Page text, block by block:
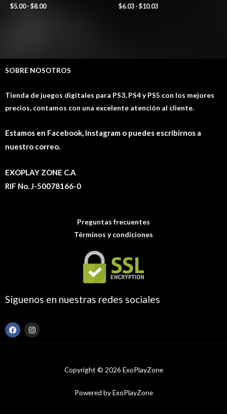
$5.00 - $8.00 $6.03 - $10.03
SOBRE NOSOTROS
Tienda de juegos digitales para PS3, PS4 y PS5 con los mejores
precios, contamos con una excelente atención al cliente.
Estamos en Facebook, Instagram o puedes escribirnos a
nuestro correo.
EXOPLAY ZONE C.A
RIF No. J-50078166-0
Preguntas frecuentes
Términos y condiciones
Síguenos en nuestras redes sociales
F
a
I
n
Copyright © 2026 ExoPlayZone
Powered by ExoPlayZone